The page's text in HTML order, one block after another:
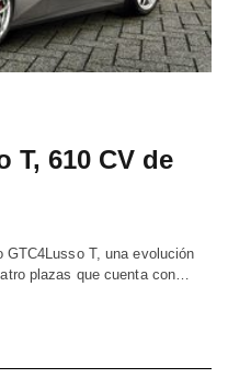
T, 610 CV de
GTC4Lusso T, una evolución
plazas que cuenta con…